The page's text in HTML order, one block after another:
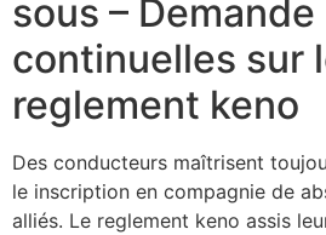
sous – Demande
continuelles sur
reglement keno
Des conducteurs maîtrisent
le inscription en compagnie de
alliés. Le reglement keno assis